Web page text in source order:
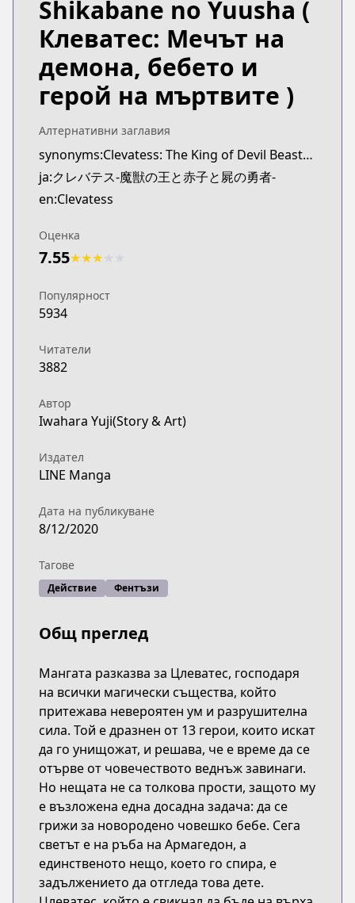
Shikabane no Yuusha (
Клеватес: Мечът на
демона, бебето и
герой на мъртвите )
Алтернативни заглавия
synonyms:Clevatess: The King of Devil Beasts, The Baby and the Brave of Undead
ja:クレバテス-魔獣の王と赤子と屍の勇者-
en:Clevatess
Оценка
7.55★★★
Популярност
5934
Читатели
3882
Автор
Iwahara Yuji(Story & Art)
Издател
LINE Manga
Дата на публикуване
8/12/2020
Тагове
Действие Фентъзи
Общ преглед
Мангата разказва за Цлеватес, господаря
на всички магически същества, който
притежава невероятен ум и разрушителна
сила. Той е дразнен от 13 герои, които искат
да го унищожат, и решава, че е време да се
отърве от човечеството веднъж завинаги.
Но нещата не са толкова прости, защото му
е възложена една досадна задача: да се
грижи за новородено човешко бебе. Сега
светът е на ръба на Армагедон, а
единственото нещо, което го спира, е
задължението да отгледа това дете.